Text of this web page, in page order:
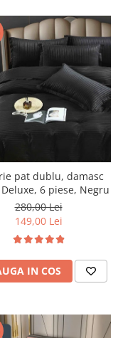
pat dublu, damasc
6 piese, Negru
280,00 Lei
149,00 Lei
IN COS